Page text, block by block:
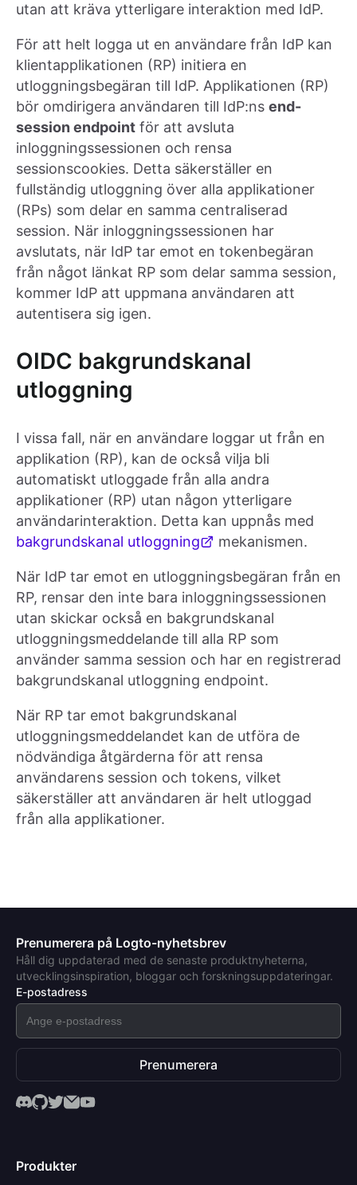
utan att kräva ytterligare interaktion med IdP.
För att helt logga ut en användare från IdP kan
klientapplikationen (RP) initiera en
utloggningsbegäran till IdP. Applikationen (RP)
bör omdirigera användaren till IdP:ns end-
session endpoint för att avsluta
inloggningssessionen och rensa
sessionscookies. Detta säkerställer en
fullständig utloggning över alla applikationer
(RPs) som delar en samma centraliserad
session. När inloggningssessionen har
avslutats, när IdP tar emot en tokenbegäran
från något länkat RP som delar samma session,
kommer IdP att uppmana användaren att
autentisera sig igen.
OIDC bakgrundskanal
utloggning
I vissa fall, när en användare loggar ut från en
applikation (RP), kan de också vilja bli
automatiskt utloggade från alla andra
applikationer (RP) utan någon ytterligare
användarinteraktion. Detta kan uppnås med
bakgrundskanal utloggning
mekanismen.
När IdP tar emot en utloggningsbegäran från en
RP, rensar den inte bara inloggningssessionen
utan skickar också en bakgrundskanal
utloggningsmeddelande till alla RP som
använder samma session och har en registrerad
bakgrundskanal utloggning endpoint.
När RP tar emot bakgrundskanal
utloggningsmeddelandet kan de utföra de
nödvändiga åtgärderna för att rensa
användarens session och tokens, vilket
säkerställer att användaren är helt utloggad
från alla applikationer.
Prenumerera på Logto-nyhetsbrev
Håll dig uppdaterad med de senaste produktnyheterna,
utvecklingsinspiration, bloggar och forskningsuppdateringar.
E-postadress
Prenumerera
Produkter